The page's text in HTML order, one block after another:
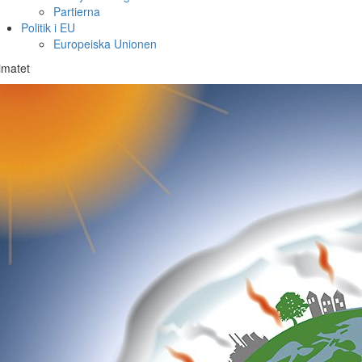
Partierna
Politik i EU
Europeiska Unionen